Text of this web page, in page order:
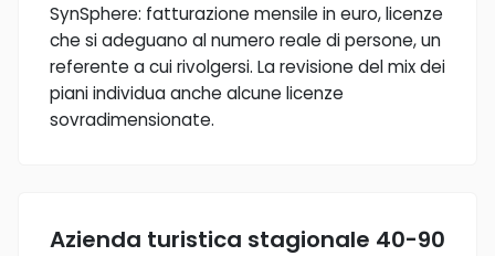
SynSphere: fatturazione mensile in euro, licenze
che si adeguano al numero reale di persone, un
referente a cui rivolgersi. La revisione del mix dei
piani individua anche alcune licenze
sovradimensionate.
Azienda turistica stagionale 40-90